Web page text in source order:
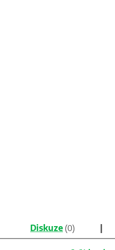
Diskuze(0) |